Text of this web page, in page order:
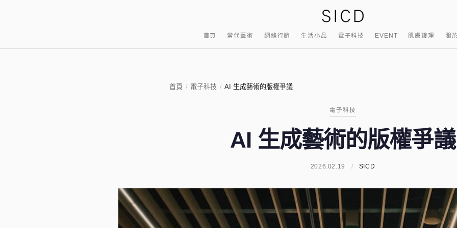
首頁 當代藝術 網絡行銷 生活小品 電子科技 EVENT 肌膚護理 關
首頁 / 電子科技 / AI 生成藝術的版權爭議
電子科技
AI 生成藝術的版權爭議
2026.02.19 / SICD